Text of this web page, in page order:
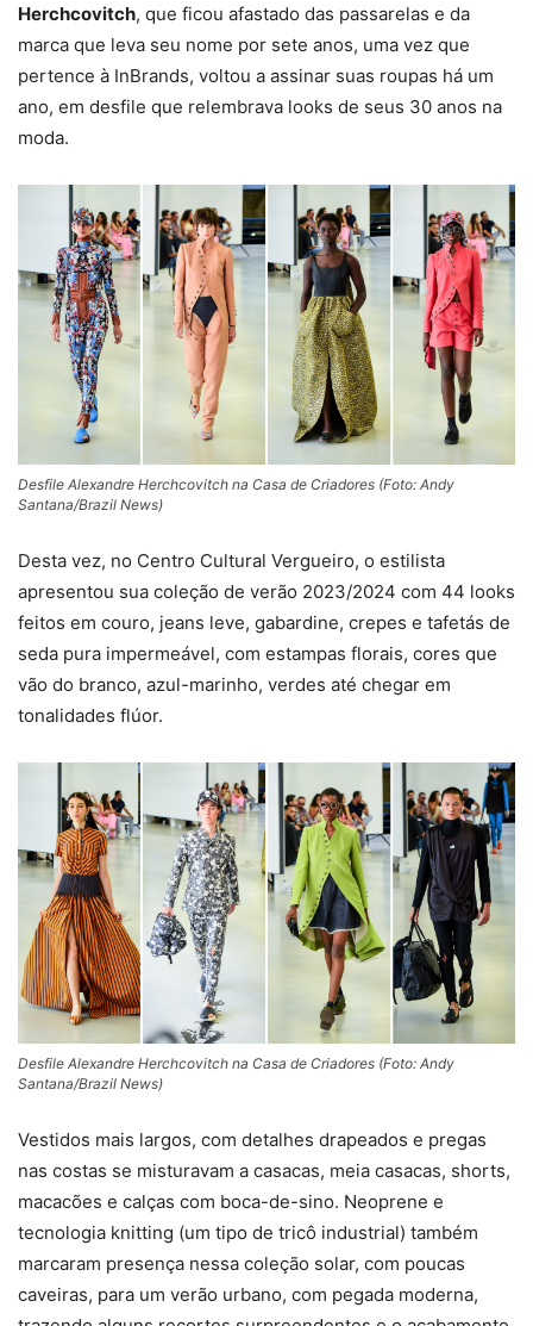
Herchcovitch, que ficou afastado das passarelas e da
marca que leva seu nome por sete anos, uma vez que
pertence à InBrands, voltou a assinar suas roupas há um
ano, em desfile que relembrava looks de seus 30 anos na
moda.
Desfile Alexandre Herchcovitch na Casa de Criadores (Foto: Andy
Santana/Brazil News)
Desta vez, no Centro Cultural Vergueiro, o estilista
apresentou sua coleção de verão 2023/2024 com 44 looks
feitos em couro, jeans leve, gabardine, crepes e tafetás de
seda pura impermeável, com estampas florais, cores que
vão do branco, azul-marinho, verdes até chegar em
tonalidades flúor.
Desfile Alexandre Herchcovitch na Casa de Criadores (Foto: Andy
Santana/Brazil News)
Vestidos mais largos, com detalhes drapeados e pregas
nas costas se misturavam a casacas, meia casacas, shorts,
macacões e calças com boca-de-sino. Neoprene e
tecnologia knitting (um tipo de tricô industrial) também
marcaram presença nessa coleção solar, com poucas
caveiras, para um verão urbano, com pegada moderna,